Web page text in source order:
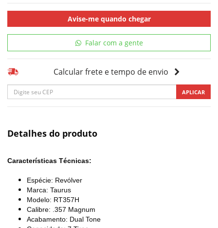
Avise-me quando chegar
Falar com a gente
Calcular frete e tempo de envio
APLICAR
Detalhes do produto
Características Técnicas:
Espécie: Revólver
Marca: Taurus
Modelo: RT357H
Calibre: .357 Magnum
Acabamento: Dual Tone